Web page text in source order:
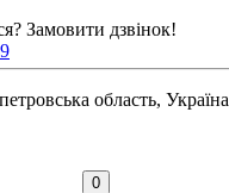
Замовити дзвінок!
область, Україна
0